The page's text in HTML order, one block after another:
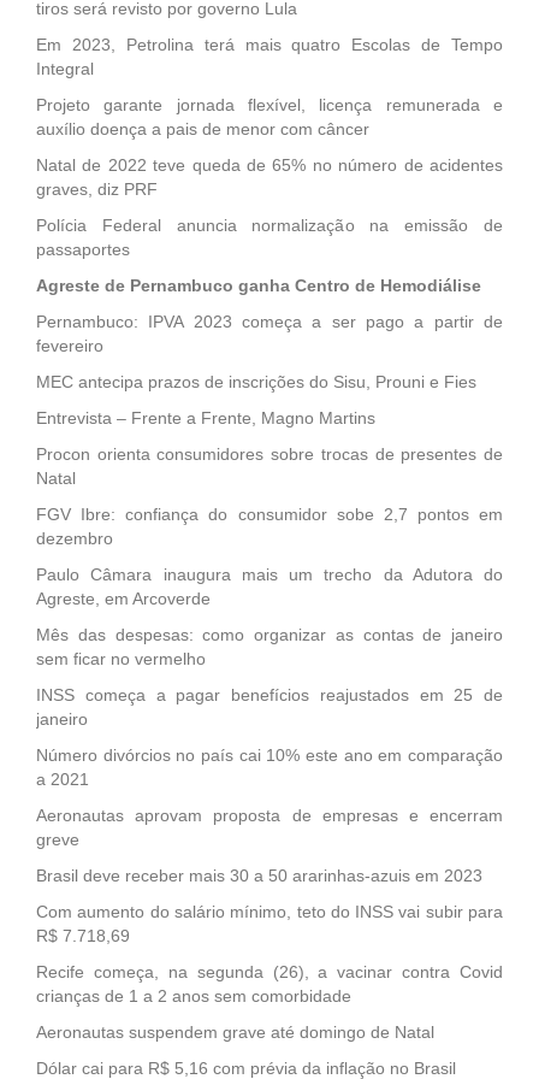
tiros será revisto por governo Lula
Em 2023, Petrolina terá mais quatro Escolas de Tempo
Integral
Projeto garante jornada flexível, licença remunerada e
auxílio doença a pais de menor com câncer
Natal de 2022 teve queda de 65% no número de acidentes
graves, diz PRF
Polícia Federal anuncia normalização na emissão de
passaportes
Agreste de Pernambuco ganha Centro de Hemodiálise
Pernambuco: IPVA 2023 começa a ser pago a partir de
fevereiro
MEC antecipa prazos de inscrições do Sisu, Prouni e Fies
Entrevista – Frente a Frente, Magno Martins
Procon orienta consumidores sobre trocas de presentes de
Natal
FGV Ibre: confiança do consumidor sobe 2,7 pontos em
dezembro
Paulo Câmara inaugura mais um trecho da Adutora do
Agreste, em Arcoverde
Mês das despesas: como organizar as contas de janeiro
sem ficar no vermelho
INSS começa a pagar benefícios reajustados em 25 de
janeiro
Número divórcios no país cai 10% este ano em comparação
a 2021
Aeronautas aprovam proposta de empresas e encerram
greve
Brasil deve receber mais 30 a 50 ararinhas-azuis em 2023
Com aumento do salário mínimo, teto do INSS vai subir para
R$ 7.718,69
Recife começa, na segunda (26), a vacinar contra Covid
crianças de 1 a 2 anos sem comorbidade
Aeronautas suspendem grave até domingo de Natal
Dólar cai para R$ 5,16 com prévia da inflação no Brasil